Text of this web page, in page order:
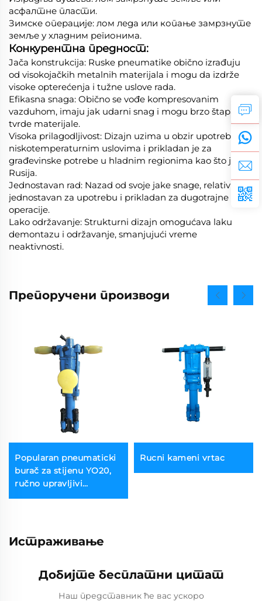
асфалтне пласти.
Зимске операције: лом леда или копање замрзнуте
земље у хладним регионима.
Конкурентна предност:
Jača konstrukcija: Ruske pneumatike obično izrađuju
od visokojačkih metalnih materijala i mogu da izdrže
visoke opterećenja i tužne uslove rada.
Efikasna snaga: Obično se vođe kompresovanim
vazduhom, imaju jak udarni snag i mogu brzo štapat
tvrde materijale.
Visoka prilagodljivost: Dizajn uzima u obzir upotrebu u
niskotemperaturnim uslovima i prikladan je za
građevinske potrebe u hladnim regionima kao što je
Rusija.
Jednostavan rad: Nazad od svoje jake snage, relativno je
jednostavan za upotrebu i prikladan za dugotrajne
operacije.
Lako održavanje: Strukturni dizajn omogućava laku
demontazu i održavanje, smanjujući vreme
neaktivnosti.
Препоручени производи
Popularan pneumaticki
burač za stijenu YO20,
ručno upravljivi
višestrukog namena
Rucni kameni vrtac
Истраживање
Добијте бесплатни цитат
Наш представник ће вас ускоро